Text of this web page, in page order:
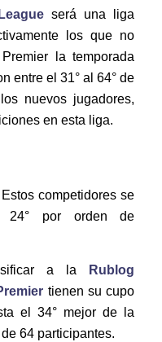
será una liga
los que no
la temporada
entre el 31° al 64° de
nuevos jugadores,
en esta liga.
competidores se
24° por orden de
a la
Rublog
tienen su cupo
el 34° mejor de la
64 participantes.